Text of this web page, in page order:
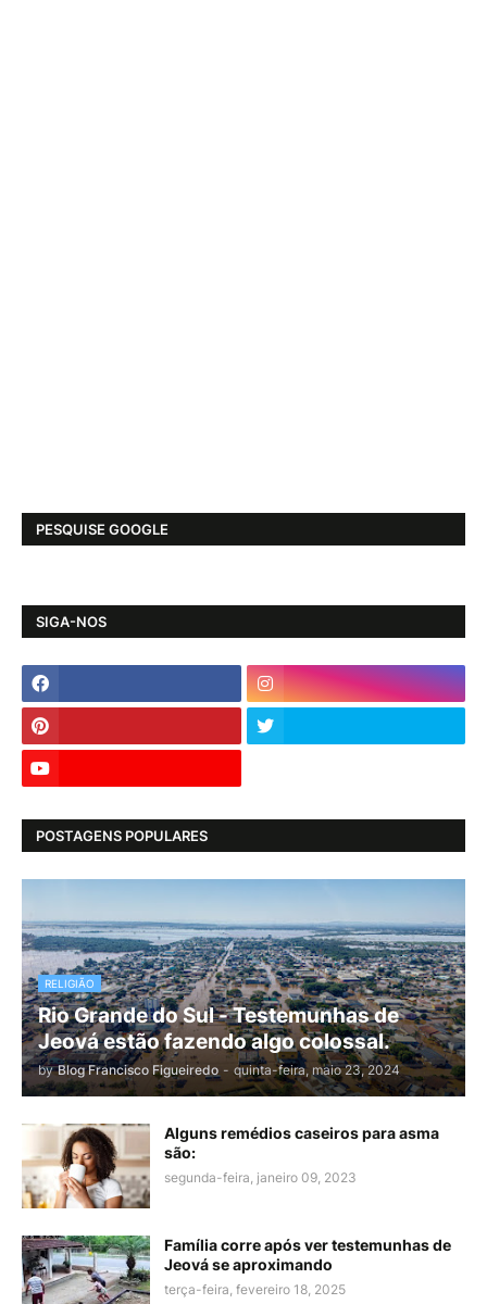
PESQUISE GOOGLE
SIGA-NOS
POSTAGENS POPULARES
RELIGIÃO
Rio Grande do Sul - Testemunhas de
Jeová estão fazendo algo colossal.
by Blog Francisco Figueiredo - quinta-feira, maio 23, 2024
Alguns remédios caseiros para asma
são:
segunda-feira, janeiro 09, 2023
Família corre após ver testemunhas de
Jeová se aproximando
terça-feira, fevereiro 18, 2025